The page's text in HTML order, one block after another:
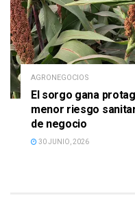
AGRONEGOCIOS
El sorgo gana
menor riesgo
de negocio
30 JUNIO, 2026